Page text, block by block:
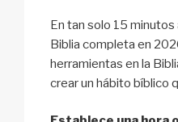
En tan solo 15 minutos
Biblia completa en
herramientas en la
crear un hábito bíblico